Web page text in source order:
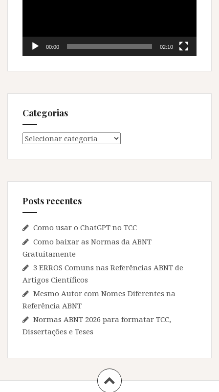
00:00 02:10
Categorias
Categorias
Posts recentes
Como usar o ChatGPT no TCC
Como baixar as Normas da ABNT
Gratuitamente
3 ERROS Comuns nas Referências ABNT de
Artigos Científicos
Mesmo Autor com Nomes Diferentes na
Referência ABNT
Normas ABNT 2026 para formatar TCC,
Dissertações e Teses